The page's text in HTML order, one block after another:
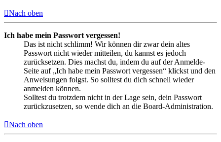
Nach oben
Ich habe mein Passwort vergessen!
Das ist nicht schlimm! Wir können dir zwar dein altes
Passwort nicht wieder mitteilen, du kannst es jedoch
zurücksetzen. Dies machst du, indem du auf der Anmelde-
Seite auf „Ich habe mein Passwort vergessen“ klickst und den
Anweisungen folgst. So solltest du dich schnell wieder
anmelden können.
Solltest du trotzdem nicht in der Lage sein, dein Passwort
zurückzusetzen, so wende dich an die Board-Administration.
Nach oben